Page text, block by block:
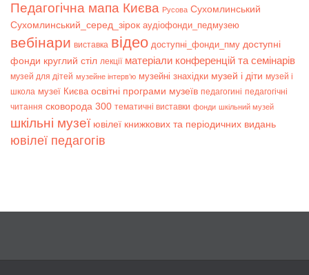
Педагогічна мапа Києва Русова Сухомлинський
Сухомлинський_серед_зірок аудіофонди_педмузею
вебінари виставка відео доступні_фонди_пму доступні
фонди круглий стіл лекції матеріали конференцій та семінарів
музей для дітей музейне інтерв’ю музейні знахідки музей і діти музей і
школа музеї Києва освітні програми музеїв педагогині педагогічні
читання сковорода 300 тематичні виставки фонди шкільний музей
шкільні музеї ювілеї книжкових та періодичних видань
ювілеї педагогів